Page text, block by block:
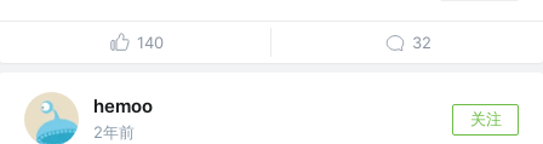
140 32
hemoo
2年前
关注